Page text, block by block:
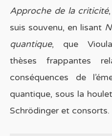
Approche de la criticité
suis souvenu, en lisant
quantique, que
thèses frappantes
conséquences de
quantique, sous la
Schrödinger et consorts.